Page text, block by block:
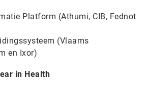
Platform (Athumi, CIB, Fednot
(Vlaams
en Ixor)
in Health